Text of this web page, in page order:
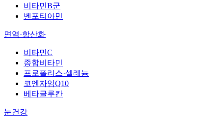
비타민B군
벤포티아민
면역·항산화
비타민C
종합비타민
프로폴리스·셀레늄
코엔자임Q10
베타글루칸
눈건강